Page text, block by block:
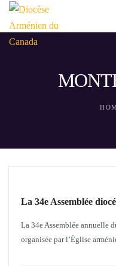
La 34e Assemblée
La 34e Assemblée annuelle
organisée par l’Église